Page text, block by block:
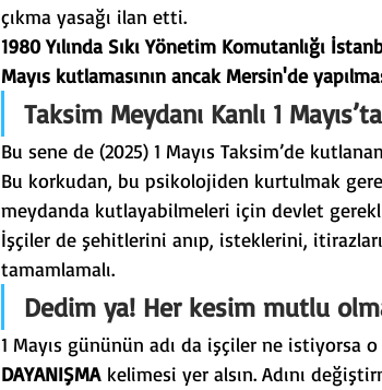
çıkma yasağı ilan etti.
1980 Yılında Sıkı Yönetim Komutanlığı
Mayıs kutlamasının ancak Mersin'de
Taksim Meydanı Kanlı 1
Bu sene de (2025) 1 Mayıs Taksim’de
Bu korkudan, bu psikolojiden kurtulmak
meydanda kutlayabilmeleri için devlet
İşçiler de şehitlerini anıp, isteklerini,
tamamlamalı.
Dedim ya! Her kesim mutlu
1 Mayıs gününün adı da işçiler ne istiyorsa
DAYANIŞMA kelimesi yer alsın. Adını